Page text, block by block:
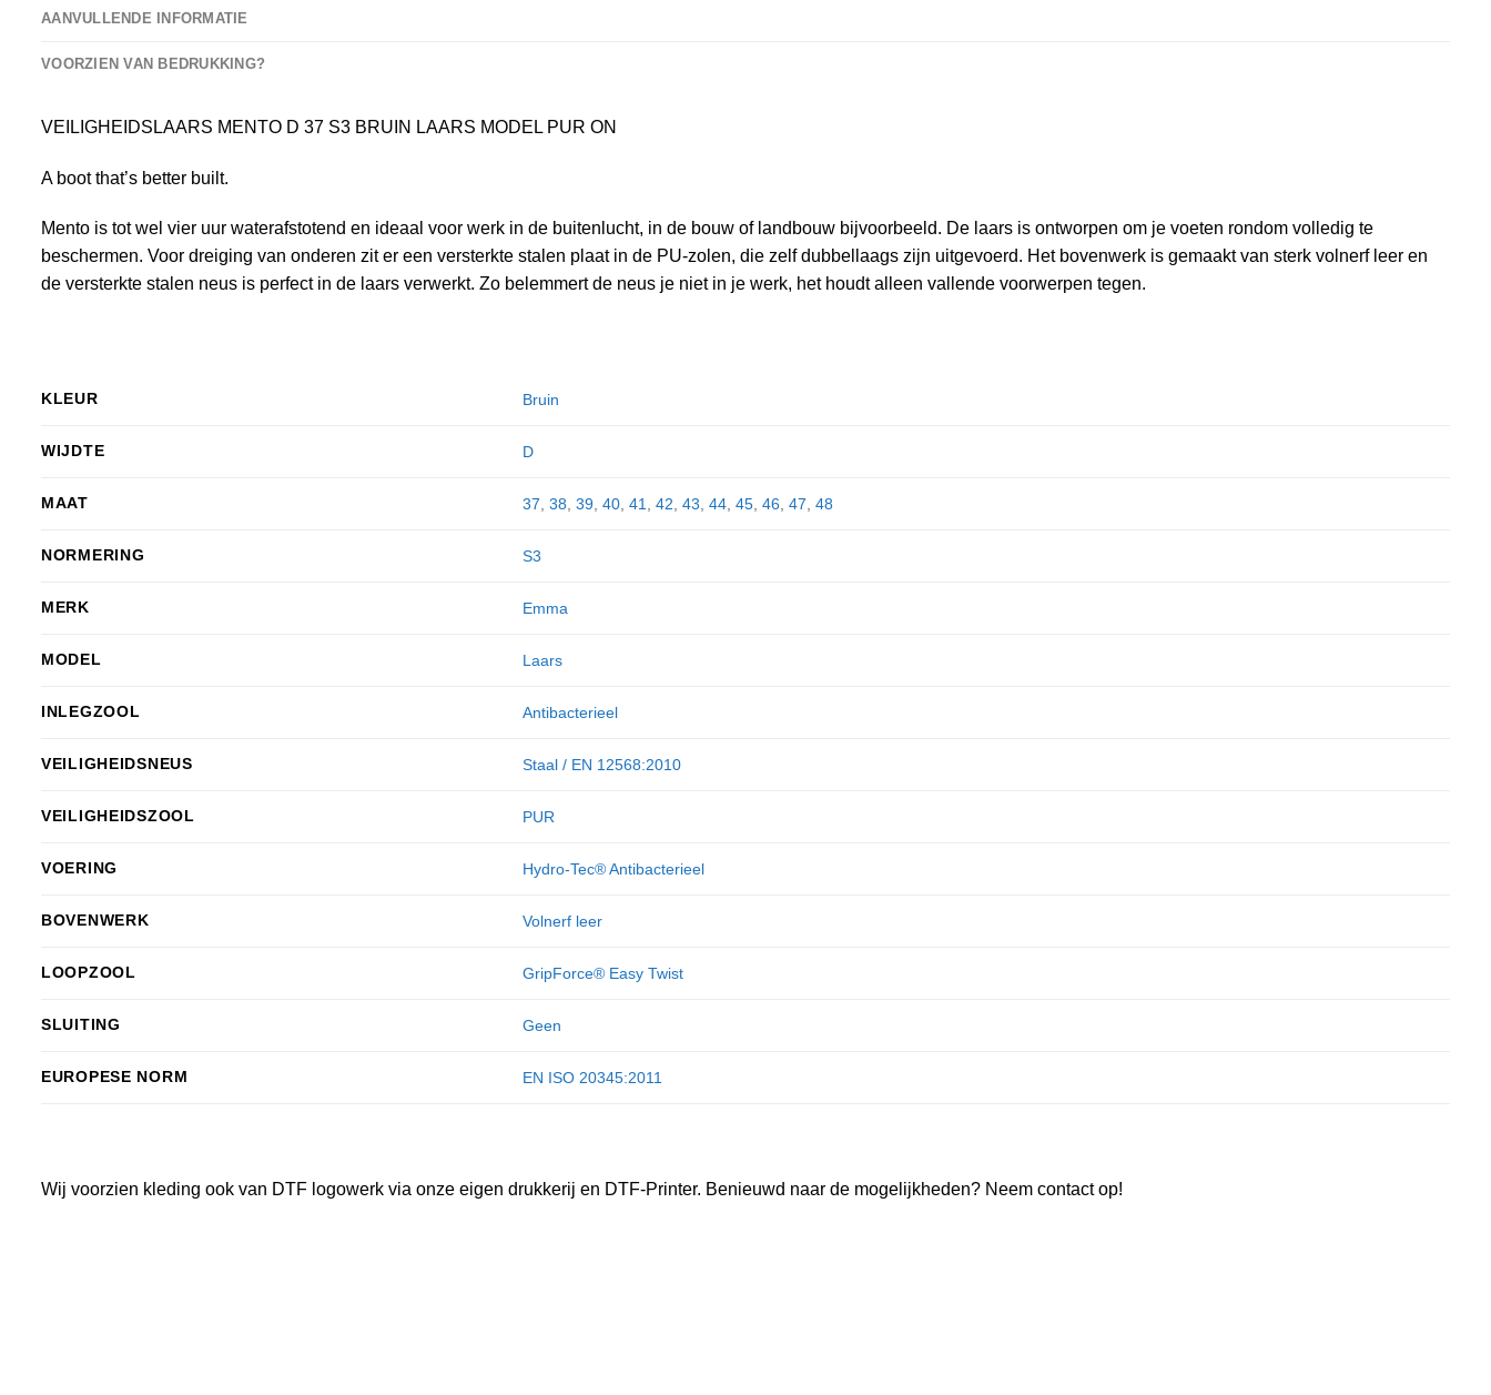
AANVULLENDE INFORMATIE
VOORZIEN VAN BEDRUKKING?
VEILIGHEIDSLAARS MENTO D 37 S3 BRUIN LAARS MODEL PUR ON
A boot that’s better built.
Mento is tot wel vier uur waterafstotend en ideaal voor werk in de buitenlucht, in de bouw of landbouw bijvoorbeeld. De laars is ontworpen om je voeten rondom volledig te
beschermen. Voor dreiging van onderen zit er een versterkte stalen plaat in de PU-zolen, die zelf dubbellaags zijn uitgevoerd. Het bovenwerk is gemaakt van sterk volnerf leer en
de versterkte stalen neus is perfect in de laars verwerkt. Zo belemmert de neus je niet in je werk, het houdt alleen vallende voorwerpen tegen.
KLEUR Bruin
WIJDTE D
MAAT 37,38,39,40,41,42,43,44,45,46,47,48
NORMERING S3
MERK Emma
MODEL Laars
INLEGZOOL Antibacterieel
VEILIGHEIDSNEUS Staal / EN 12568:2010
VEILIGHEIDSZOOL PUR
VOERING Hydro-Tec® Antibacterieel
BOVENWERK Volnerf leer
LOOPZOOL GripForce® Easy Twist
SLUITING Geen
EUROPESE NORM EN ISO 20345:2011
Wij voorzien kleding ook van DTF logowerk via onze eigen drukkerij en DTF-Printer. Benieuwd naar de mogelijkheden? Neem contact op!